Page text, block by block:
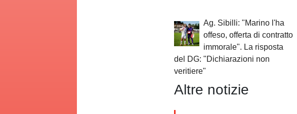
Ag. Sibilli: "Marino l'ha
offeso, offerta di contratto
immorale". La risposta
del DG: "Dichiarazioni non
veritiere"
Altre notizie